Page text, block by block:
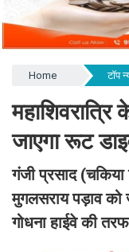
Home टॉप
जाएगा रूट
गंजी प्रसाद (चकिया
मुगलसराय पड़ाव को
गोधना हाईवे की